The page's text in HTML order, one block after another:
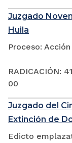
Juzgado
Huila
Proceso:
RADICACIÓN:
00
Juzgado del
Extinción de
Edicto